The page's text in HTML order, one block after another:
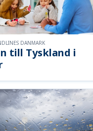
till Tyskland i
DANMARK